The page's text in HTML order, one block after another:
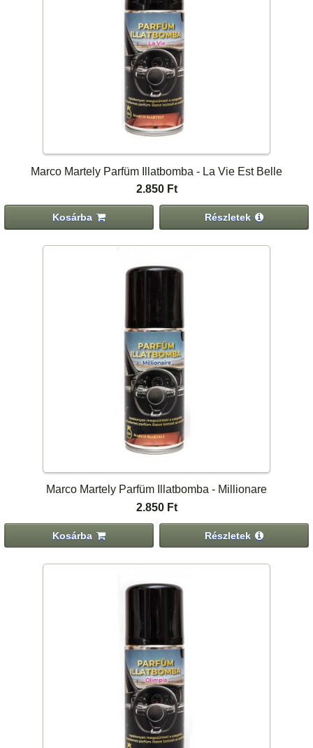
Marco Martely Parfüm Illatbomba - La Vie Est Belle
2.850 Ft
Kosárba Részletek
Marco Martely Parfüm Illatbomba - Millionare
2.850 Ft
Kosárba Részletek